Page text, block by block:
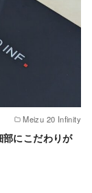
Meizu 20 Infinity
にこだわりが